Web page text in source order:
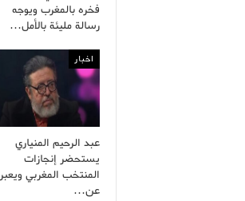
فخره بالمغرب ويوجه
رسالة مليئة بالأمل…
اخبار
عبد الرحيم المنياري
يستحضر إنجازات
المنتخب المغربي ويعبر
عن…